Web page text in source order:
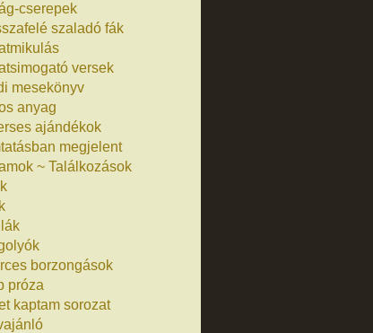
cserepek
szaladó fák
versek
mesekönyv
anyag
ajándékok
megjelent
~ Találkozások
borzongások
próza
kaptam sorozat